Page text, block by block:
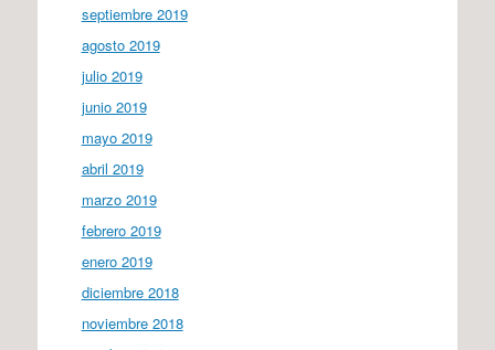
septiembre 2019
agosto 2019
julio 2019
junio 2019
mayo 2019
abril 2019
marzo 2019
febrero 2019
enero 2019
diciembre 2018
noviembre 2018